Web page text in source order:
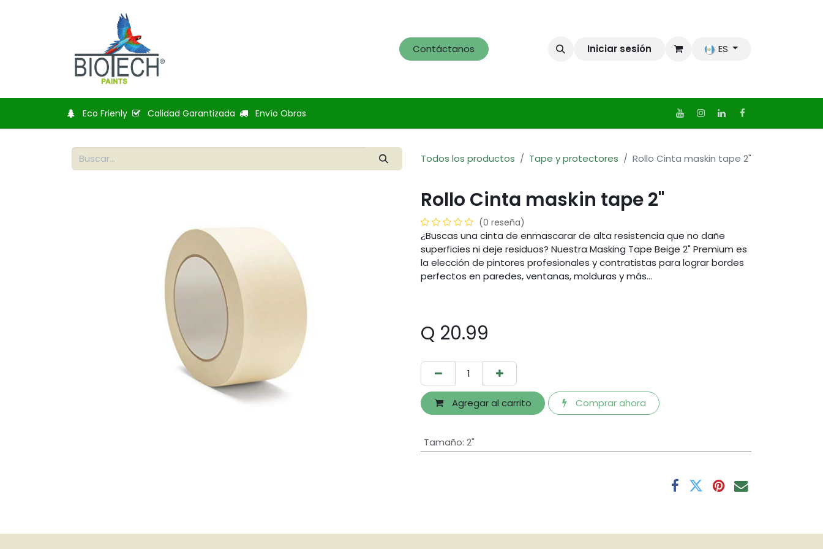
Contáctanos Iniciar sesión ES
Eco Frienly Calidad Garantizada Envío Obras
Todos los productos Tape y protectores Rollo Cinta maskin tape 2"
Rollo Cinta maskin tape 2"
(0 reseña)
¿Buscas una cinta de enmascarar de alta resistencia que no dañe
superficies ni deje residuos? Nuestra Masking Tape Beige 2" Premium es
la elección de pintores profesionales y contratistas para lograr bordes
perfectos en paredes, ventanas, molduras y más...
Q 20.99
Agregar al carrito Comprar ahora
Tamaño: 2"